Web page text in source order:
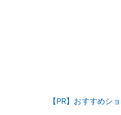
【PR】おすすめシ